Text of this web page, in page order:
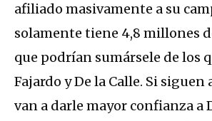
afiliado masivamente a su
solamente tiene 4,8 millones
que podrían sumársele de los
Fajardo y De la Calle. Si siguen
van a darle mayor confianza a